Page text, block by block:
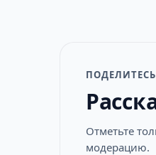
Отметьте
модерацию.